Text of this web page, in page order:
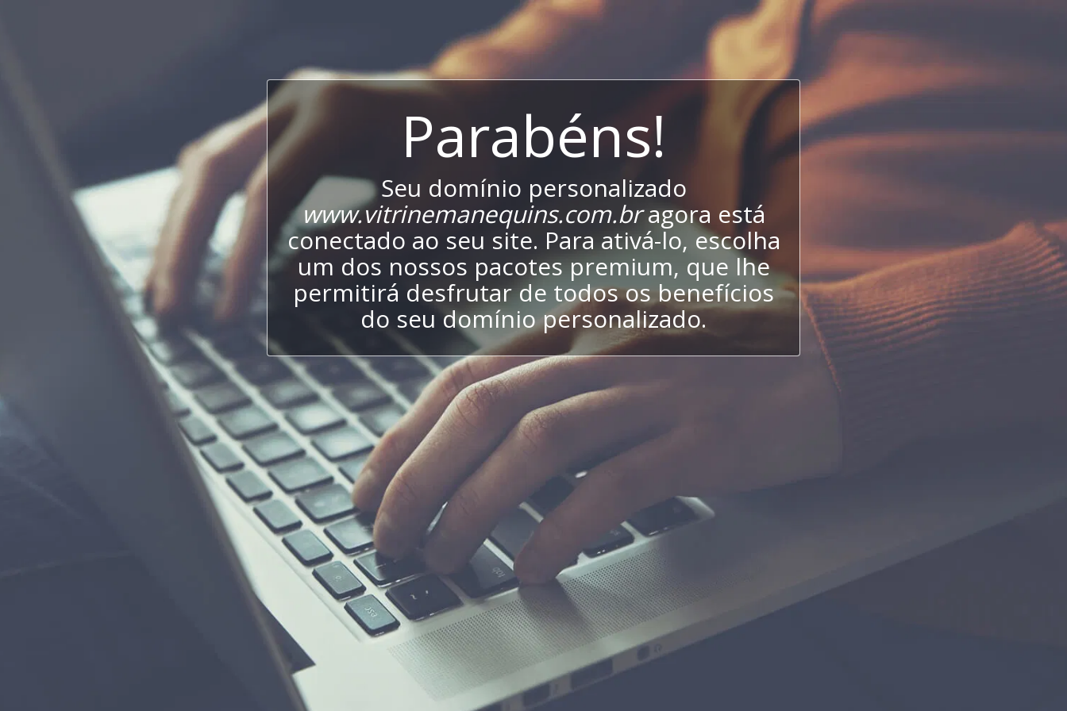
Parabéns!
Seu domínio personalizado
www.vitrinemanequins.com.bragora está
conectado ao seu site. Para ativá-lo, escolha
um dos nossos pacotes premium, que lhe
permitirá desfrutar de todos os benefícios
do seu domínio personalizado.